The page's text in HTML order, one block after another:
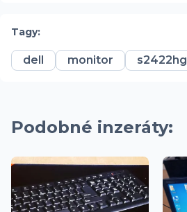
Tagy:
dell monitor s2422hg
Podobné inzeráty: